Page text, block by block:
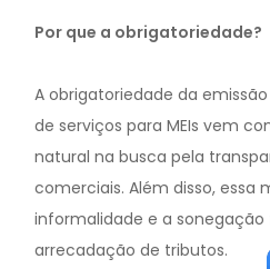
Por que a obrigatoriedade?
A obrigatoriedade da
de serviços para MEIs vem
natural na busca pela
comerciais. Além disso, essa
informalidade e a
arrecadação de tributos.